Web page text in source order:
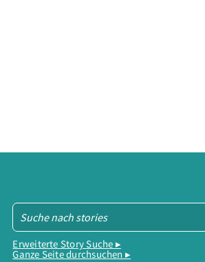
Erweiterte Story Suche ▸
Ganze Seite durchsuchen ▸